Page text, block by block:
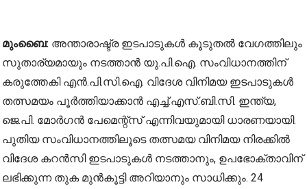
മുംബൈ:അന്താരാഷ്ട്ര ഇടപാടുകൾ കൂടുതൽ വേഗത്തിലും
സുതാര്യമായും നടത്താൻ യു.പി.ഐ. സംവിധാനത്തിന്
കരുത്തേകി എൻ.പി.സി.ഐ. വിദേശ വിനിമയ ഇടപാടുകൾ
തത്സമയം പൂർത്തിയാക്കാൻ എച്ച്.എസ്.ബി.സി. ഇന്ത്യ,
ജെ.പി. മോർഗൻ പേമെന്റ്സ് എന്നിവയുമായി ധാരണയായി.
പുതിയ സംവിധാനത്തിലൂടെ തത്സമയ വിനിമയ നിരക്കിൽ
വിദേശ കറൻസി ഇടപാടുകൾ നടത്താനും, ഉപഭോക്താവിന്
ലഭിക്കുന്ന തുക മുൻകൂട്ടി അറിയാനും സാധിക്കും. 24